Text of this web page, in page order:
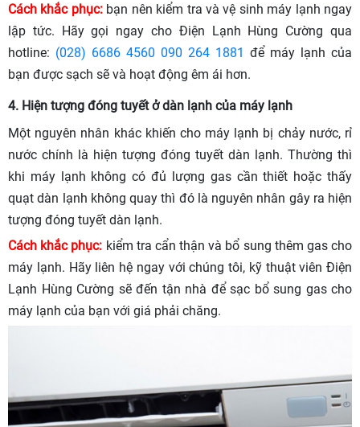
Cách khắc phục:bạn nên kiểm tra và vệ sinh máy lạnh ngay
lập tức. Hãy gọi ngay cho Điện Lạnh Hùng Cường qua
hotline: (028) 6686 4560 090 264 1881 để máy lạnh của
bạn được sạch sẽ và hoạt động êm ái hơn.
4. Hiện tượng đóng tuyết ở dàn lạnh của máy lạnh
Một nguyên nhân khác khiến cho máy lạnh bị chảy nước, rỉ
nước chính là hiện tượng đóng tuyết dàn lạnh. Thường thì
khi máy lạnh không có đủ lượng gas cần thiết hoặc thấy
quạt dàn lạnh không quay thì đó là nguyên nhân gây ra hiện
tượng đóng tuyết dàn lạnh.
Cách khắc phục: kiểm tra cẩn thận và bổ sung thêm gas cho
máy lạnh. Hãy liên hệ ngay với chúng tôi, kỹ thuật viên Điện
Lạnh Hùng Cường sẽ đến tận nhà để sạc bổ sung gas cho
máy lạnh của bạn với giá phải chăng.